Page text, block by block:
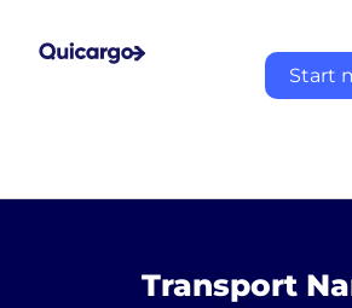
Start
Transport